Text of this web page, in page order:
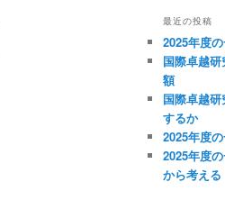
最近の投稿
2025年度
国際卓越
額
国際卓越
するか
2025年度
2025年度
から考える